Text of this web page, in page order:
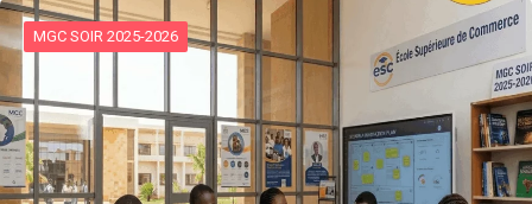
MGC SOIR 2025-2026